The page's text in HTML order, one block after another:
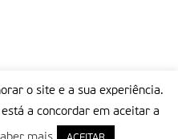
o site e a sua experiência.
a concordar em aceitar a